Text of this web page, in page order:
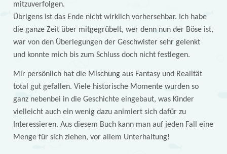
mitzuverfolgen.
Übrigens ist das Ende nicht wirklich vorhersehbar. Ich habe
die ganze Zeit über mitgegrübelt, wer denn nun der Böse ist,
war von den Überlegungen der Geschwister sehr gelenkt
und konnte mich bis zum Schluss doch nicht festlegen.
Mir persönlich hat die Mischung aus Fantasy und Realität
total gut gefallen. Viele historische Momente wurden so
ganz nebenbei in die Geschichte eingebaut, was Kinder
vielleicht auch ein wenig dazu animiert sich dafür zu
Interessieren. Aus diesem Buch kann man auf jeden Fall eine
Menge für sich ziehen, vor allem Unterhaltung!